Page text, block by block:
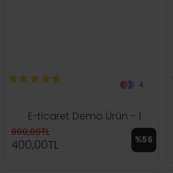
4
E-ticaret Demo Ürün - 1
400,00TL
900,00TL
%56